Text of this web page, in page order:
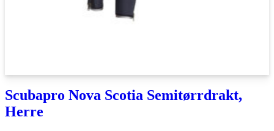
Scubapro Nova Scotia Semitørrdrakt,
Herre